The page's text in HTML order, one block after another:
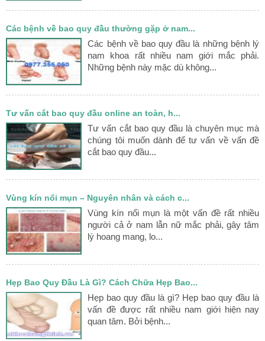
Các bệnh về bao quy đầu thường gặp ở nam...
Các bệnh về bao quy đầu là những bệnh lý
nam khoa rất nhiều nam giới mắc phải.
Những bệnh này mặc dù không...
Tư vấn cắt bao quy đầu online an toàn, h...
Tư vấn cắt bao quy đầu là chuyên mục mà
chúng tôi muốn dành để tư vấn về vấn đề
cắt bao quy đầu...
Vùng kín nổi mụn – Nguyên nhân và cách c...
Vùng kín nổi mụn là một vấn đề rất nhiều
người cả ở nam lẫn nữ mắc phải, gây tâm
lý hoang mang, lo...
Hẹp Bao Quy Đầu Là Gì? Cách Chữa Hẹp Bao...
Hẹp bao quy đầu là gì? Hẹp bao quy đầu là
vấn đề được rất nhiều nam giới hiện nay
quan tâm. Bởi bệnh...